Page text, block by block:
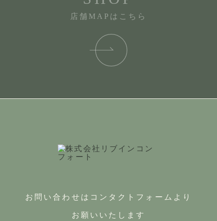
店舗MAPはこちら
お問い合わせはコンタクトフォームより
お願いいたします